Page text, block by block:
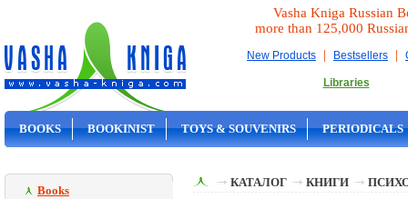
Vasha Kniga Russian
more than 125,000
New Products | Bestsellers |
Libraries
BOOKS BOOKINIST TOYS & SOUVENIRS PERIODICALS
Books
КАТАЛОГ КНИГИ